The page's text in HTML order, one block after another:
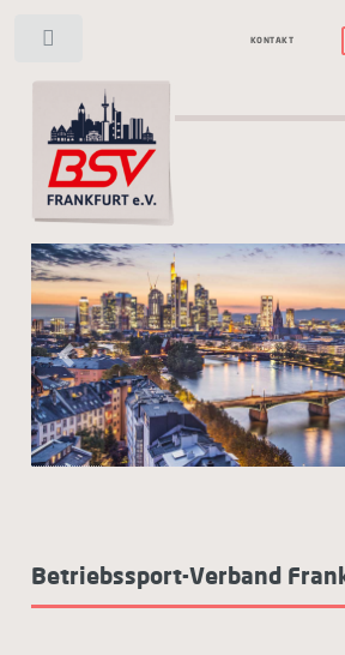
KONTAKT
Previous
Betriebssport-Verband